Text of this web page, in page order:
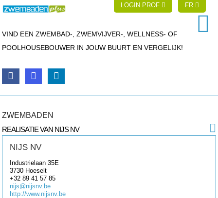
LOGIN PROF FR
VIND EEN ZWEMBAD-, ZWEMVIJVER-, WELLNESS- OF
POOLHOUSEBOUWER IN JOUW BUURT EN VERGELIJK!
ZWEMBADEN
REALISATIE VAN NIJS NV
NIJS NV
Industrielaan 35E
3730 Hoeselt
+32 89 41 57 85
nijs@nijsnv.be
http://www.nijsnv.be